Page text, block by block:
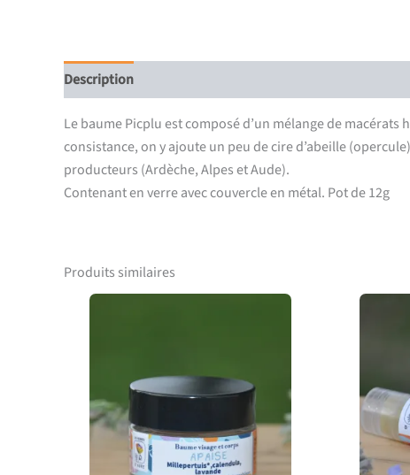
Description
Le baume Picplu est composé d’un mélange de
consistance, on y ajoute un peu de cire d’abeille
producteurs (Ardèche, Alpes et Aude).
Contenant en verre avec couvercle en métal. Pot de 12g
Produits similaires